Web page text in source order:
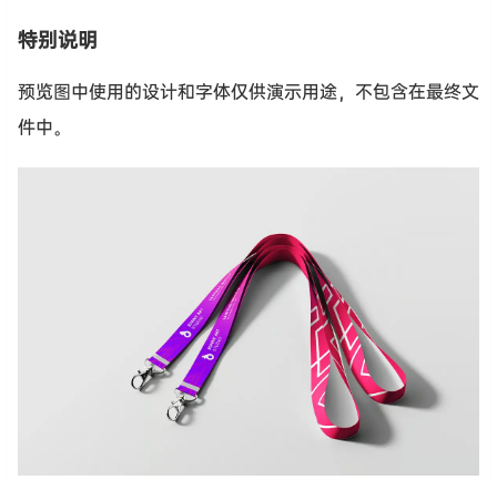
特别说明
预览图中使用的设计和字体仅供演示用途，不包含在最终文
件中。